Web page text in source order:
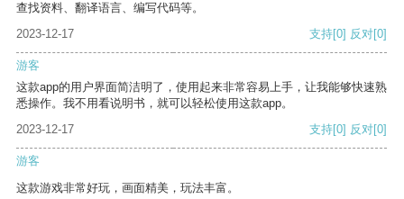
查找资料、翻译语言、编写代码等。
2023-12-17
支持[0] 反对[0]
游客
这款app的用户界面简洁明了，使用起来非常容易上手，让我能够快速熟
悉操作。我不用看说明书，就可以轻松使用这款app。
2023-12-17
支持[0] 反对[0]
游客
这款游戏非常好玩，画面精美，玩法丰富。